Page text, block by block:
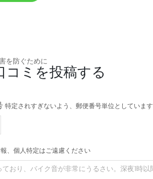
を防ぐために
コミを投稿する
特定されすぎないよう、郵便番号単位としています
、個人特定はご遠慮ください